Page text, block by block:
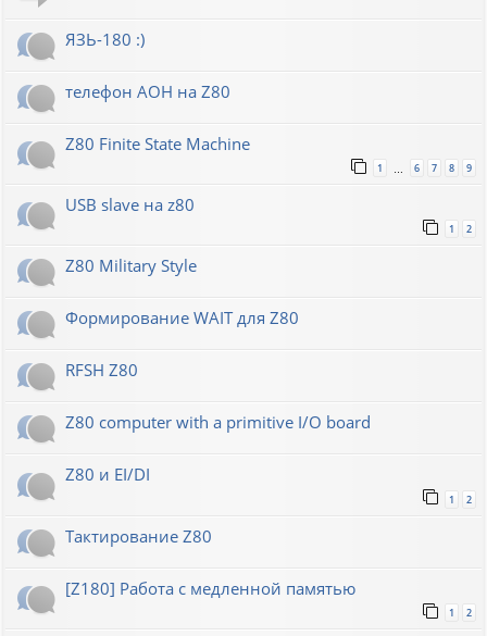
ЯЗЬ-180 :)
телефон АОН на Z80
Z80 Finite State Machine
1 … 6 7 8 9
USB slave на z80
1 2
Z80 Military Style
Формирование WAIT для Z80
RFSH Z80
Z80 computer with a primitive I/O board
Z80 и EI/DI
1 2
Тактирование Z80
[Z180] Работа с медленной памятью
1 2